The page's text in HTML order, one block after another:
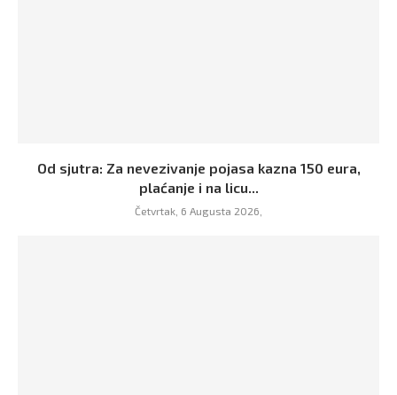
Od sjutra: Za nevezivanje pojasa kazna 150 eura,
plaćanje i na licu...
Četvrtak, 6 Augusta 2026,